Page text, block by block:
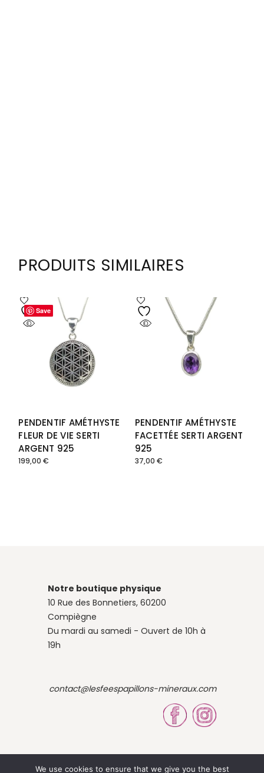
PRODUITS SIMILAIRES
Save
PENDENTIF AMÉTHYSTE
FLEUR DE VIE SERTI
ARGENT 925
199,00€
Save
PENDENTIF AMÉTHYSTE
FACETTÉE SERTI ARGENT
925
37,00 €
Notre boutique physique
10 Rue des Bonnetiers, 60200
Compiègne
Du mardi au samedi - Ouvert de 10h à
19h
contact@lesfeespapillons-mineraux.com
We use cookies to ensure that we give you the best